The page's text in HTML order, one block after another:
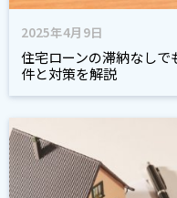
2025年4月9日
住宅ローンの滞納なし
件と対策を解説